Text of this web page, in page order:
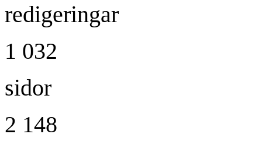
redigeringar
1 032
sidor
2 148